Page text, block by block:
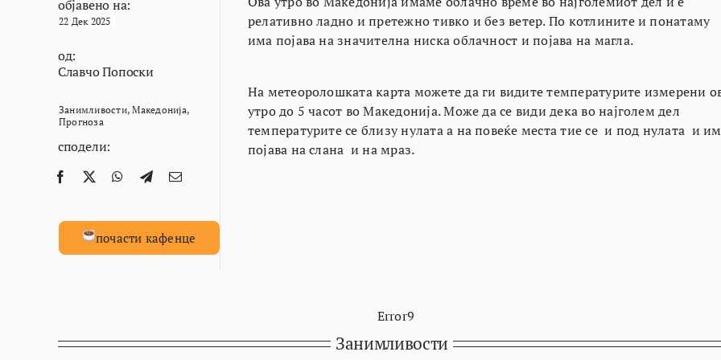
објавено на:
22 Дек 2025
од:
Славчо Попоски
Занимливости,Македонија,
Прогноза
сподели:
почасти кафенце
релативно ладно и претежно тивко и без ветер. По котлините и понатаму
има појава на значителна ниска облачност и појава на магла.
На метеоролошката карта можете да ги видите температурите измерени
утро до 5 часот во Македонија. Може да се види дека во најголем дел
температурите се близу нулата а на повеќе места тие се и под нулата и
појава на слана и на мраз.
Error9
Занимливости